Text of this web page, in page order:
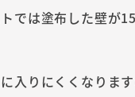
では塗布した壁が
入りにくくなりま